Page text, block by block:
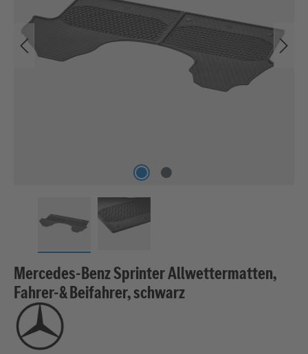
Mercedes-Benz Sprinter Allwettermatten,
Fahrer-& Beifahrer, schwarz